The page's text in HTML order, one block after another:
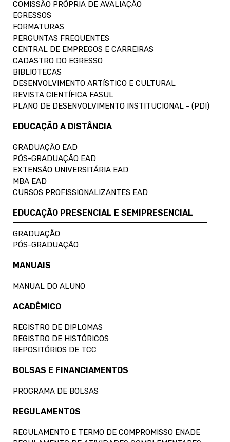
COMISSÃO PRÓPRIA DE AVALIAÇÃO
EGRESSOS
FORMATURAS
PERGUNTAS FREQUENTES
CENTRAL DE EMPREGOS E CARREIRAS
CADASTRO DO EGRESSO
BIBLIOTECAS
DESENVOLVIMENTO ARTÍSTICO E CULTURAL
REVISTA CIENTÍFICA FASUL
PLANO DE DESENVOLVIMENTO INSTITUCIONAL - (PDI)
EDUCAÇÃO A DISTÂNCIA
GRADUAÇÃO EAD
PÓS-GRADUAÇÃO EAD
EXTENSÃO UNIVERSITÁRIA EAD
MBA EAD
CURSOS PROFISSIONALIZANTES EAD
EDUCAÇÃO PRESENCIAL E SEMIPRESENCIAL
GRADUAÇÃO
PÓS-GRADUAÇÃO
MANUAIS
MANUAL DO ALUNO
ACADÊMICO
REGISTRO DE DIPLOMAS
REGISTRO DE HISTÓRICOS
REPOSITÓRIOS DE TCC
BOLSAS E FINANCIAMENTOS
PROGRAMA DE BOLSAS
REGULAMENTOS
REGULAMENTO E TERMO DE COMPROMISSO ENADE